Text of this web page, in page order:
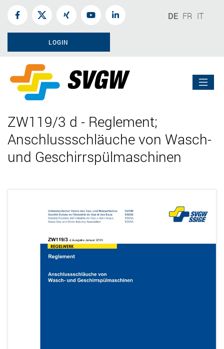
DE FR IT
LOGIN
ZW119/3 d - Reglement;
Anschlussschläuche von Wasch-
und Geschirrspülmaschinen